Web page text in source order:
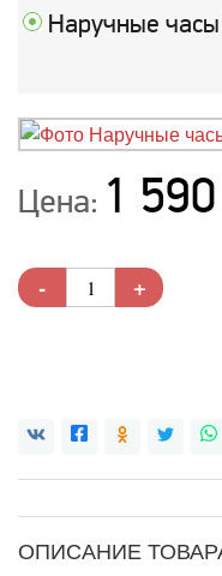
Наручные
Цена: 1
- +
ОПИСАНИЕ